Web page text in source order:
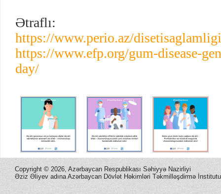
Ətraflı:
https://www.perio.az/
https://www.efp.org/gum-disease-
day/
Copyright © 2026, Azərbaycan Respublikası Səhiyyə Nazirliyi
Əziz Əliyev adına Azərbaycan Dövlət Həkimləri Təkmilləşdirmə İnstitutu